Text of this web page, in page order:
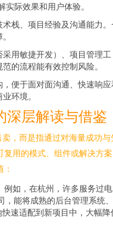
际效果和用户体验。
术栈、项目经验及沟通能力。
采用敏捷开发）、项目管理工
的流程能有效控制风险。
，便于面对面沟通、快速响应
环境。
深层解读与借鉴
，而是指通过对海量成功与
用的模式、组件或解决方案
例如，在杭州，许多服务过电
，能将成熟的后台管理系统
速适配到新项目中，大幅降